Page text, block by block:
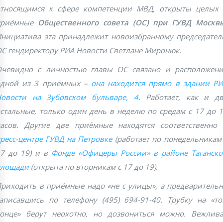
к сфере компетенции МВД, открыты целых
Общественного совета (ОС) при ГУВД
эта принадлежит новоизбранному
гендиректору РИА Новости Светлане Миронюк.
с личностью главы ОС связано и
из 3 приёмных – она находится прямо в здании
на Зубовском бульваре, 4. Работает, как и
только один день в неделю по средам с 17 до
Другие две приёмные находятся соответственно
центре ГУВД на Петровке (работает по понедельникам
до 19) и в Фонде «Офицеры России» в районе
(открыта по вторникам с 17 до 19).
в приёмные надо «не с улицы», а
по телефону (495) 694-91-40. Трубку на
берут неохотно, но дозвониться можно.